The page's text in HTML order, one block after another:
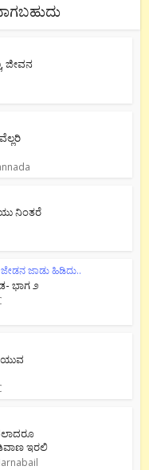
ಜೀವನ
ನಿಂತರೆ
ಜೇಡನ ಜಾಡು ಹಿಡಿದು..
ಭಾಗ ೨
ಇರಲಿ